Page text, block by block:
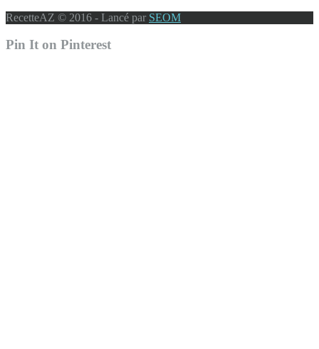
RecetteAZ © 2016 - Lancé par SEOM
Pin It on Pinterest